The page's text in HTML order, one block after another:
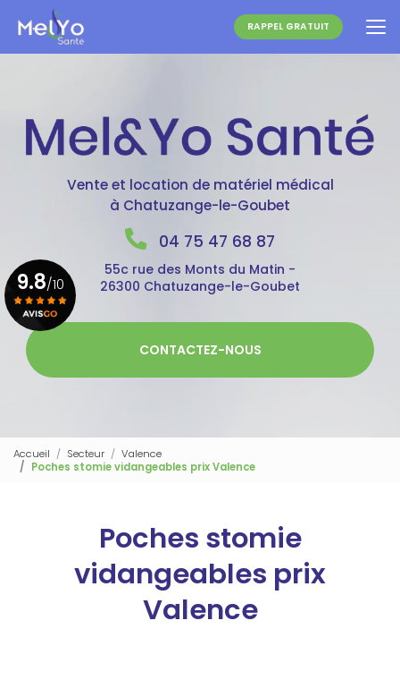
contenu
principal
RAPPEL GRATUIT
Vente et location de matériel médical
à Chatuzange-le-Goubet
04 75 47 68 87
55c rue des Monts du Matin -
26300 Chatuzange-le-Goubet
CONTACTEZ-NOUS
9.8/10
Voir le certificat
Accueil Secteur
Valence
Poches stomie vidangeables prix Valence
Poches stomie
vidangeables prix
Valence